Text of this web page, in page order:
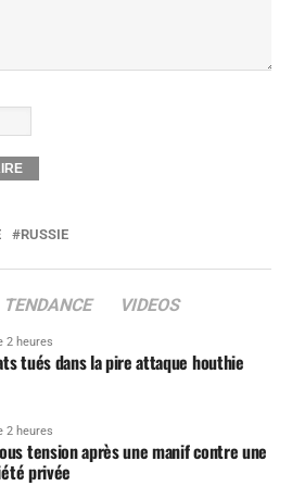
RUSSIE
TENDANCE VIDEOS
2 heures
tués dans la pire attaque houthie
2 heures
tension après une manif contre une
privée